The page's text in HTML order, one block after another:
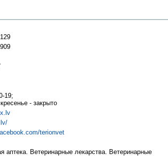
19;
- закрыто
terionvet
аптека. Ветеринарные лекарства. Ветеринарные